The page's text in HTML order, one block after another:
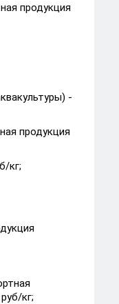
продукция
-
продукция
кг;
кг;